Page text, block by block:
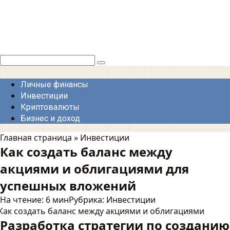
Поиск:
Личные финансы
Инвестиции
Криптовалюты
Бизнес и доход
Главная страница » Инвестиции
Как создать баланс между
акциями и облигациями для
успешных вложений
На чтение: 6 минРубрика: Инвестиции
Разработка стратегии по созданию